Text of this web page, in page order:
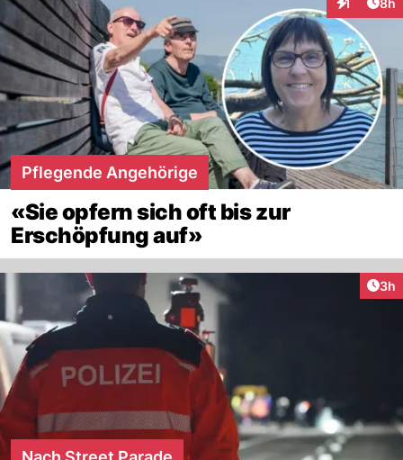
1 8h
Pflegende Angehörige
«Sie opfern sich oft bis zur
Erschöpfung auf»
3h